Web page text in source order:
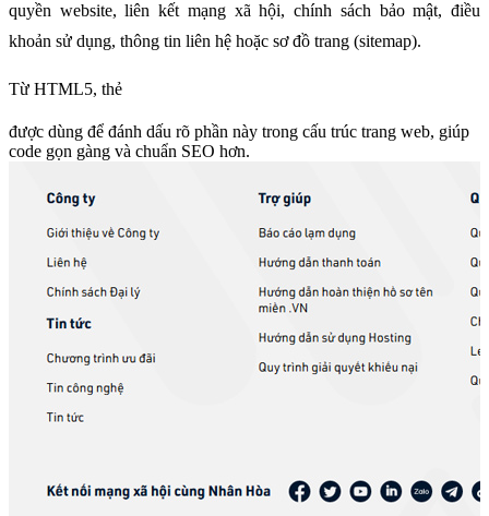
quyền website, liên kết mạng xã hội, chính sách bảo mật, điều
khoản sử dụng, thông tin liên hệ hoặc sơ đồ trang (sitemap).
Từ HTML5, thẻ
được dùng để đánh dấu rõ phần này trong cấu trúc trang web, giúp
code gọn gàng và chuẩn SEO hơn.